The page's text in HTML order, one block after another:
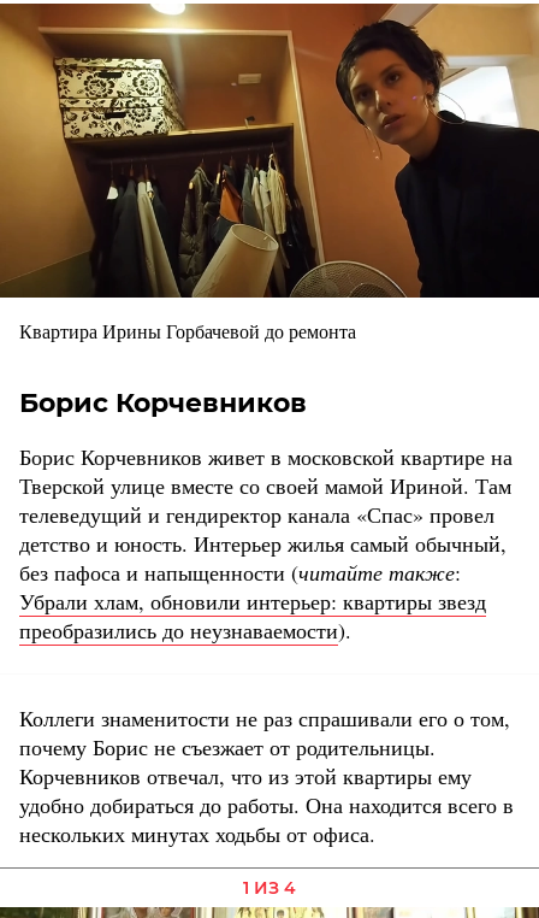
Квартира Ирины Горбачевой до ремонта
Борис Корчевников
Борис Корчевников живет в московской квартире на
Тверской улице вместе со своей мамой Ириной. Там
телеведущий и гендиректор канала «Спас» провел
детство и юность. Интерьер жилья самый обычный,
без пафоса и напыщенности (читайте также:
Убрали хлам, обновили интерьер: квартиры звезд
преобразились до неузнаваемости).
Коллеги знаменитости не раз спрашивали его о том,
почему Борис не съезжает от родительницы.
Корчевников отвечал, что из этой квартиры ему
удобно добираться до работы. Она находится всего в
нескольких минутах ходьбы от офиса.
1 ИЗ 4